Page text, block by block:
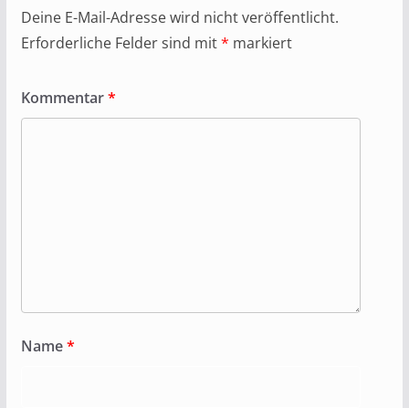
Deine E-Mail-Adresse wird nicht veröffentlicht.
Erforderliche Felder sind mit* markiert
Kommentar*
Name*